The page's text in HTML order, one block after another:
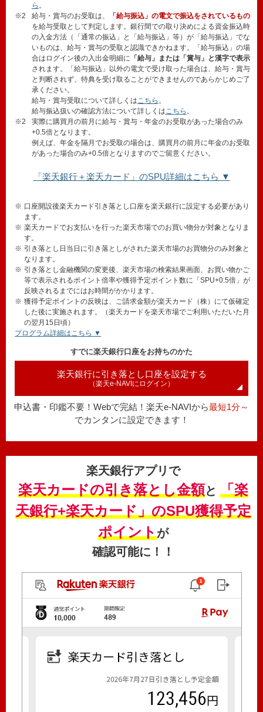
ら 。
※2
給与・賞与のお受取は、
「給与振込」の電文で振込をされているもの
を給与受取として判定します。銀行間での取り決めによる資金振込時
の入金方法（「通常の振込」と「給与振込」等）が「給与振込」でな
いものは、給与・賞与の受取と認識できかねます。「給与振込」の場
合はログイン後の入出金明細に 「給与」または「賞与」と漢字で表示
されます。「給与振込」以外の電文で受け取った場合は、給与・賞与
と判断されず、特典を受け取ることができませんのであらかじめご了
承ください。
給与・賞与受取について詳しくはこちら 。
給与振込扱いの確認方法について詳しくはこちら 。
※2
実際に購買月の前月に給与・賞与・年金のお受取があった場合のみ
+0.5倍となります。
例えば、年金を隔月でお受取の場合は、購買月の前月に年金のお受取
があった場合のみ+0.5倍となりますのでご留意ください。
「楽天銀行＋楽天カード」のSPU詳細はこちら ▼
※ 口座開設後楽天カード引き落とし口座を楽天銀行に設定する必要があり
ます。
※ 楽天カードでお支払いを行った楽天市場でのお買い物分が対象となりま
す。
※ 引き落とし日当日に引き落としがされた楽天市場のお買物分のみ対象と
なります。
※ 引き落とし金融機関の変更後、楽天市場の検索結果画面、お買い物かご
等で表示されるポイント倍率や獲得予定ポイント数に「SPU+0.5倍」が
反映されるまでにはお時間がかかります。
※ 獲得予定ポイントの反映は、ご請求金額が楽天カード（株）にて仮確定
した後に実施されます。（楽天カードを楽天市場でご利用いただいた月
の翌月15日頃）
プログラム詳細はこちら ▼
すでに楽天銀行口座をお持ちのかた
楽天銀行に引き落とし口座を設定する
（楽天e-NAVIにログイン）
申込書・印鑑不要！Webで完結！楽天e-NAVIから最短1分～
でカンタンに設定できます！
楽天銀行アプリで
楽天カードの引き落とし金額と
「楽
天銀行+楽天カード」のSPU獲得予定
ポイント が
確認可能に！！